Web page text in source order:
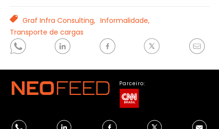
TAGSGraf Infra Consulting, Informalidade,
Transporte de cargas
Parceiro: